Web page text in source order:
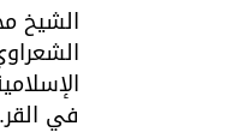
الشيخ
في